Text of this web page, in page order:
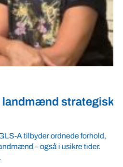
landmænd strategisk
A tilbyder ordnede forhold,
– også i usikre tider.